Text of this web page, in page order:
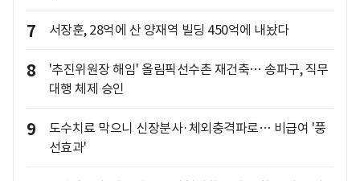
7 서장훈, 28억에 산 양재역 빌딩 450억에 내놨다
8
'추진위원장 해임' 올림픽선수촌 재건축… 송파구, 직무
대행 체제 승인
9
도수치료 막으니 신장분사·체외충격파로… 비급여 '풍
선효과'